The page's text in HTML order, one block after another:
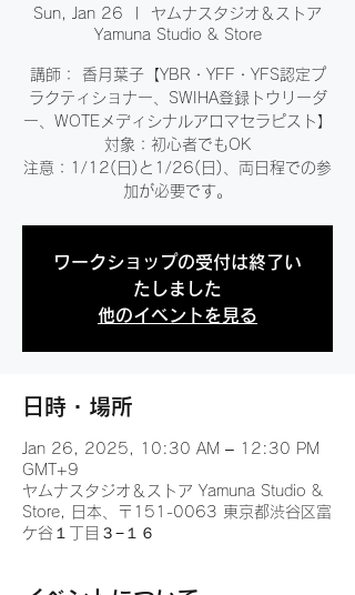
Sun, Jan 26
ヤムナスタジオ＆ストア
Yamuna Studio & Store
講師： 香月葉子【YBR・YFF・YFS認定プ
ラクティショナー、SWIHA登録トウリーダ
ー、WOTEメディシナルアロマセラピスト】
対象：初心者でもOK
注意：1/12(日)と1/26(日)、両日程での参
加が必要です。
ワークショップの受付は終了い
たしました
他のイベントを見る
日時・場所
Jan 26, 2025, 10:30 AM – 12:30 PM
GMT+9
ヤムナスタジオ＆ストア Yamuna Studio &
Store, 日本、〒151-0063 東京都渋谷区富
ケ谷１丁目３−１６